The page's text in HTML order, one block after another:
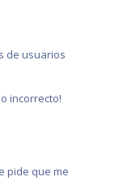
de usuarios
incorrecto!
pide que me